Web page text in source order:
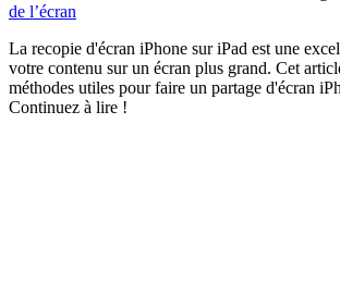
de l’écran
La recopie d'écran iPhone sur iPad est une
votre contenu sur un écran plus grand. Cet
méthodes utiles pour faire un partage d'écran
Continuez à lire !